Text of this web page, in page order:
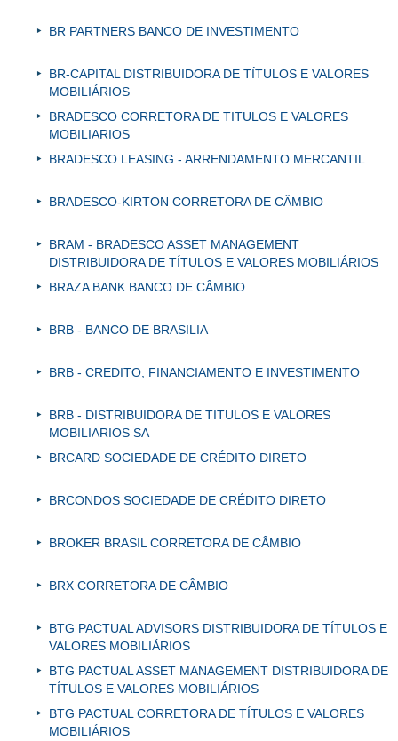
BR PARTNERS BANCO DE INVESTIMENTO
BR-CAPITAL DISTRIBUIDORA DE TÍTULOS E VALORES
MOBILIÁRIOS
BRADESCO CORRETORA DE TITULOS E VALORES
MOBILIARIOS
BRADESCO LEASING - ARRENDAMENTO MERCANTIL
BRADESCO-KIRTON CORRETORA DE CÂMBIO
BRAM - BRADESCO ASSET MANAGEMENT
DISTRIBUIDORA DE TÍTULOS E VALORES MOBILIÁRIOS
BRAZA BANK BANCO DE CÂMBIO
BRB - BANCO DE BRASILIA
BRB - CREDITO, FINANCIAMENTO E INVESTIMENTO
BRB - DISTRIBUIDORA DE TITULOS E VALORES
MOBILIARIOS SA
BRCARD SOCIEDADE DE CRÉDITO DIRETO
BRCONDOS SOCIEDADE DE CRÉDITO DIRETO
BROKER BRASIL CORRETORA DE CÂMBIO
BRX CORRETORA DE CÂMBIO
BTG PACTUAL ADVISORS DISTRIBUIDORA DE TÍTULOS E
VALORES MOBILIÁRIOS
BTG PACTUAL ASSET MANAGEMENT DISTRIBUIDORA DE
TÍTULOS E VALORES MOBILIÁRIOS
BTG PACTUAL CORRETORA DE TÍTULOS E VALORES
MOBILIÁRIOS